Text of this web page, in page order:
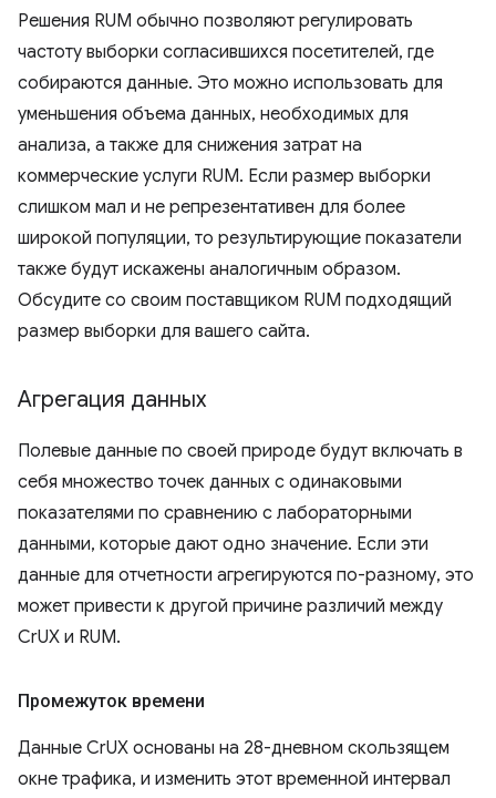
Решения RUM обычно позволяют регулировать
частоту выборки согласившихся посетителей, где
собираются данные. Это можно использовать для
уменьшения объема данных, необходимых для
анализа, а также для снижения затрат на
коммерческие услуги RUM. Если размер выборки
слишком мал и не репрезентативен для более
широкой популяции, то результирующие показатели
также будут искажены аналогичным образом.
Обсудите со своим поставщиком RUM подходящий
размер выборки для вашего сайта.
Агрегация данных
Полевые данные по своей природе будут включать в
себя множество точек данных с одинаковыми
показателями по сравнению с лабораторными
данными, которые дают одно значение. Если эти
данные для отчетности агрегируются по-разному, это
может привести к другой причине различий между
CrUX и RUM.
Промежуток времени
Данные CrUX основаны на 28-дневном скользящем
окне трафика, и изменить этот временной интервал